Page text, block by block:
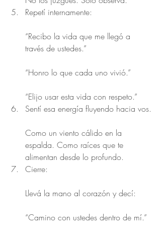
Repetí internamente:
“Recibo la vida que me llegó a
través de ustedes.”
“Honro lo que cada uno vivió.”
“Elijo usar esta vida con respeto.”
Sentí esa energía fluyendo hacia vos.
Como un viento cálido en la
espalda. Como raíces que te
alimentan desde lo profundo.
Cierre:
Llevá la mano al corazón y decí:
“Camino con ustedes dentro de mí.”